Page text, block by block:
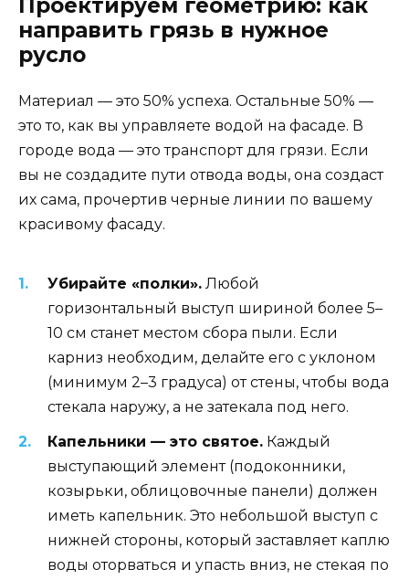
Проектируем геометрию: как
направить грязь в нужное
русло
Материал — это 50% успеха. Остальные 50% —
это то, как вы управляете водой на фасаде. В
городе вода — это транспорт для грязи. Если
вы не создадите пути отвода воды, она создаст
их сама, прочертив черные линии по вашему
красивому фасаду.
Убирайте «полки». Любой
горизонтальный выступ шириной более 5–
10 см станет местом сбора пыли. Если
карниз необходим, делайте его с уклоном
(минимум 2–3 градуса) от стены, чтобы вода
стекала наружу, а не затекала под него.
Капельники — это святое. Каждый
выступающий элемент (подоконники,
козырьки, облицовочные панели) должен
иметь капельник. Это небольшой выступ с
нижней стороны, который заставляет каплю
воды оторваться и упасть вниз, не стекая по